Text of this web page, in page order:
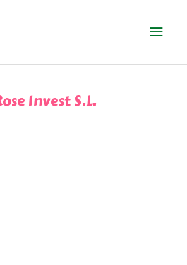
Invest S.L.